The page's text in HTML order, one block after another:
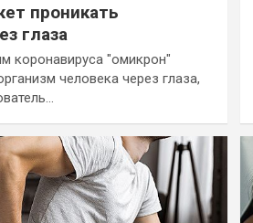
проникать
глаза
коронавируса "омикрон"
человека через глаза,